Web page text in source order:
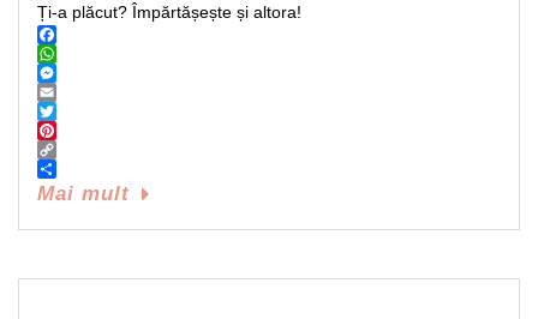
Ți-a plăcut? Împărtășește și altora!
Facebook
WhatsApp
Messenger
Email
Twitter
Pinterest
Copy
Link
Share
Mai mult